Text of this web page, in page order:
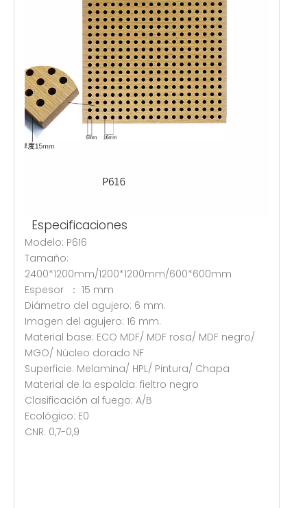
Especificaciones
Modelo: P616
Tamaño:
2400*1200mm/1200*1200mm/600*600mm
Espesor ： 15 mm
Diámetro del agujero: 6 mm.
Imagen del agujero: 16 mm.
Material base: ECO MDF/ MDF rosa/ MDF negro/
MGO/ Núcleo dorado NF
Superficie: Melamina/ HPL/ Pintura/ Chapa
Material de la espalda: fieltro negro
Clasificación al fuego: A/B
Ecológico: E0
CNR: 0,7-0,9